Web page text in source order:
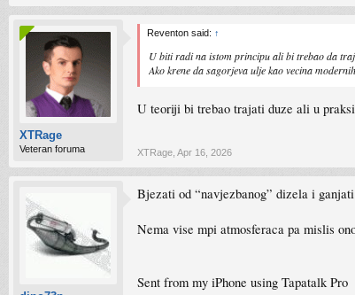
XTRage
Veteran foruma
Reventon said: ↑
U biti radi na istom principu ali bi trebao da
Ako krene da sagorjeva ulje kao vecina
U teoriji bi trebao trajati duze ali u
XTRage Apr 16, 2026
Bjezati od “navjezbanog” dizela i
Nema vise mpi atmosferaca pa mislis
Sent from my iPhone using Tapatalk Pro